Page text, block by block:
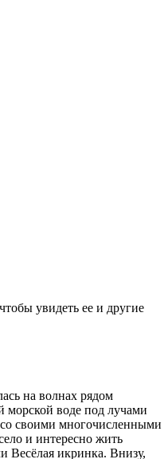
увидеть ее и другие
на волнах рядом
морской воде под лучами
своими многочисленными
и интересно жить
Весёлая икринка. Внизу,